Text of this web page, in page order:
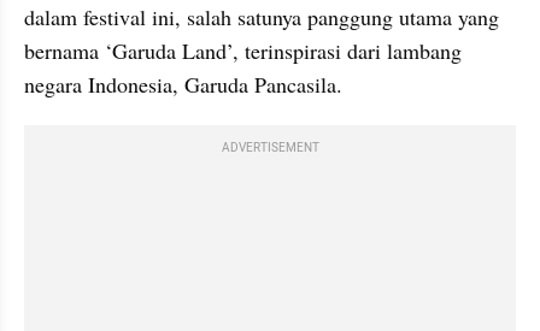
dalam festival ini, salah satunya panggung utama yang
bernama ‘Garuda Land’, terinspirasi dari lambang
negara Indonesia, Garuda Pancasila.
ADVERTISEMENT